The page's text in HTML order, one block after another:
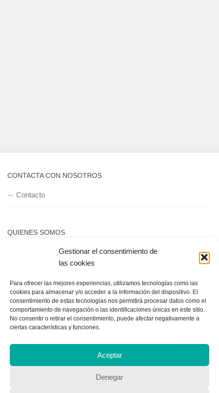
Gestionar el consentimiento de
las cookies
Para ofrecer las mejores experiencias, utilizamos tecnologías como las
cookies para almacenar y/o acceder a la información del dispositivo. El
consentimiento de estas tecnologías nos permitirá procesar datos como el
comportamiento de navegación o las identificaciones únicas en este sitio.
No consentir o retirar el consentimiento, puede afectar negativamente a
ciertas características y funciones.
Aceptar
Denegar
CONTACTA CON NOSOTROS
Contacto
QUIENES SOMOS
Quienes somos
POLÍTICA DE PRIVACIDAD
Política de privacidad